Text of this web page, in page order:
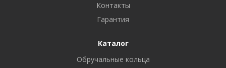
Контакты
Гарантия
Каталог
Обручальные кольца